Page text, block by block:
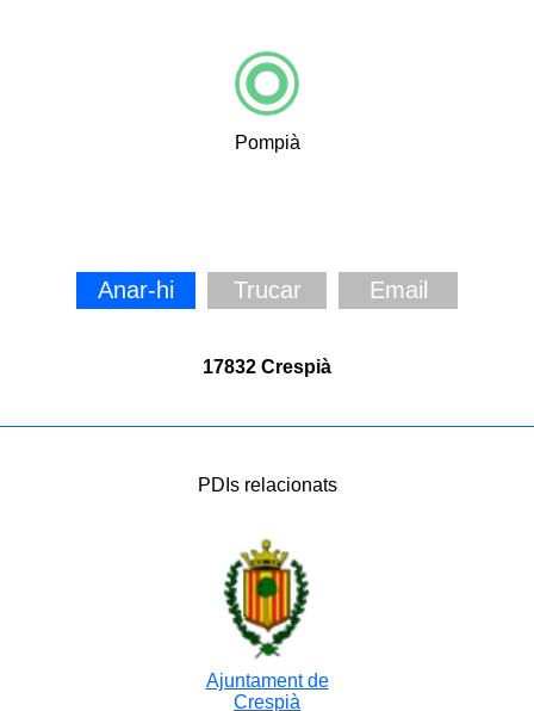
Pompià
Anar-hi Trucar Email
17832 Crespià
PDIs relacionats
Ajuntament de
Crespià